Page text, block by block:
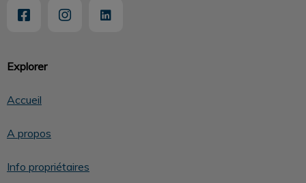
Explorer
Accueil
A propos
Info propriétaires